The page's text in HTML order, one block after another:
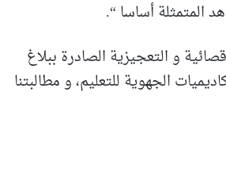
المتمثلة أساسا “.
و التعجيزية الصادرة ببلاغ
الجهوية للتعليم، و مطالبتنا